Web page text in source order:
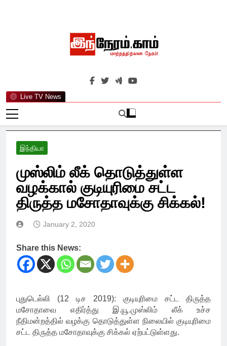
Live TV News
இந்நேரம்.காம்
செய்திகளுக்கு அப்பால்…
இந்தியா
முஸ்லிம் லீக் தொடுத்துள்ள
வழக்கால் குடியுரிமை சட்ட
திருத்த மசோதாவுக்கு சிக்கல்!
January 2, 2020
Share this News:
புதுடெல்லி (12 டிச 2019): குடியுரிமை சட்ட திருத்த
மசோதாவை எதிர்த்து இ.யூ.முஸ்லிம் லீக் உச்ச
நீதிமன்றத்தில் வழக்கு தொடுத்துள்ள நிலையில் குடியுரிமை
சட்ட திருத்த மசோதாவுக்கு சிக்கல் ஏற்பட்டுள்ளது.